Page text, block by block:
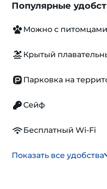
Популярные
Можно с питомцами
Крытый
Парковка на
Сейф
Бесплатный Wi-Fi
Показать все удобства